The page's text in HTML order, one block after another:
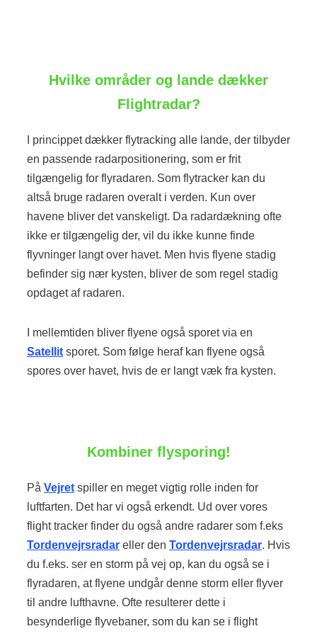
Hvilke områder og lande dækker
Flightradar?
I princippet dækker flytracking alle lande, der tilbyder
en passende radarpositionering, som er frit
tilgængelig for flyradaren. Som flytracker kan du
altså bruge radaren overalt i verden. Kun over
havene bliver det vanskeligt. Da radardækning ofte
ikke er tilgængelig der, vil du ikke kunne finde
flyvninger langt over havet. Men hvis flyene stadig
befinder sig nær kysten, bliver de som regel stadig
opdaget af radaren.
I mellemtiden bliver flyene også sporet via en
Satellit sporet. Som følge heraf kan flyene også
spores over havet, hvis de er langt væk fra kysten.
Kombiner flysporing!
På Vejret spiller en meget vigtig rolle inden for
luftfarten. Det har vi også erkendt. Ud over vores
flight tracker finder du også andre radarer som f.eks
Tordenvejrsradar eller den Tordenvejrsradar. Hvis
du f.eks. ser en storm på vej op, kan du også se i
flyradaren, at flyene undgår denne storm eller flyver
til andre lufthavne. Ofte resulterer dette i
besynderlige flyvebaner, som du kan se i flight